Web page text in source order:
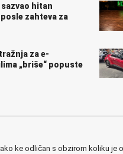
hitan
zahteva za
za e-
„briše“ popuste
ke odličan s obzirom koliku je